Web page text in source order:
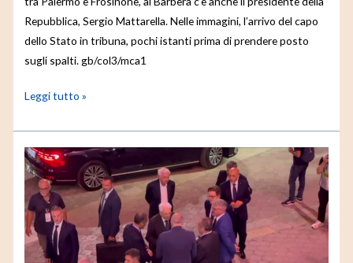
Repubblica, Sergio Mattarella. Nelle immagini, l’arrivo del capo
dello Stato in tribuna, pochi istanti prima di prendere posto
sugli spalti. gb/col3/mca1
Leggi tutto »
Palermo-
Frosinone,
l’ingresso
del
presidente
Mattarella